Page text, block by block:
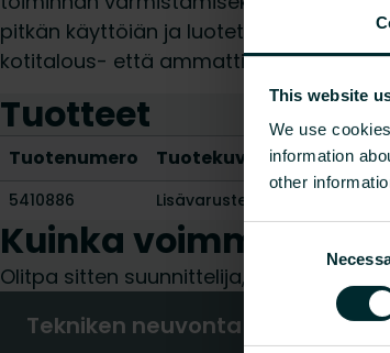
This website
We use
information
other
Consent
pitkän käyttöiän ja luotettavuuden,
kotitalous- että ammattikäyttöön.
Tuotteet
Tuotenumero Tuotekuvaus
5410886 Lisävaruste MCS-lattiatukeen,
Kuinka voimme
Olitpa sitten suunnittelija, asentaja,
Tekniken neuvonta